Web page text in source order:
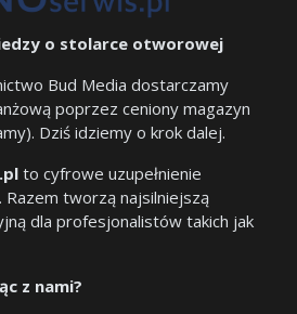
o stolarce otworowej
Bud Media dostarczamy
poprzez ceniony magazyn
Dziś idziemy o krok dalej.
to cyfrowe uzupełnienie
Razem tworzą najsilniejszą
dla profesjonalistów takich jak
z nami?